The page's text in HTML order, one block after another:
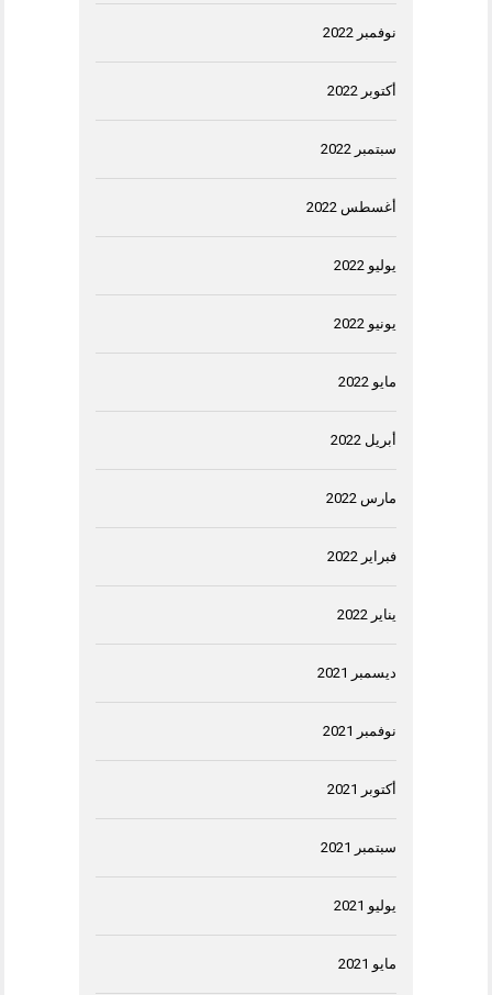
نوفمبر 2022
أكتوبر 2022
سبتمبر 2022
أغسطس 2022
يوليو 2022
يونيو 2022
مايو 2022
أبريل 2022
مارس 2022
فبراير 2022
يناير 2022
ديسمبر 2021
نوفمبر 2021
أكتوبر 2021
سبتمبر 2021
يوليو 2021
مايو 2021